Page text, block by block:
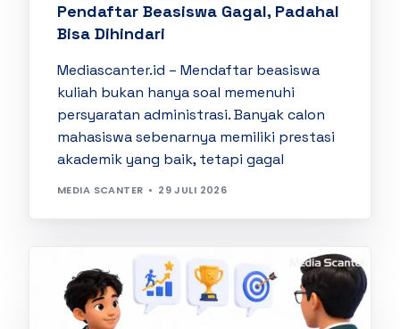
Pendaftar Beasiswa Gagal, Padahal
Bisa Dihindari
Mediascanter.id – Mendaftar beasiswa
kuliah bukan hanya soal memenuhi
persyaratan administrasi. Banyak calon
mahasiswa sebenarnya memiliki prestasi
akademik yang baik, tetapi gagal
MEDIA SCANTER 29 JULI 2026